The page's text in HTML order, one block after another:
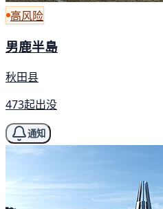
高风险
男鹿半島
秋田县
473起出没
通知